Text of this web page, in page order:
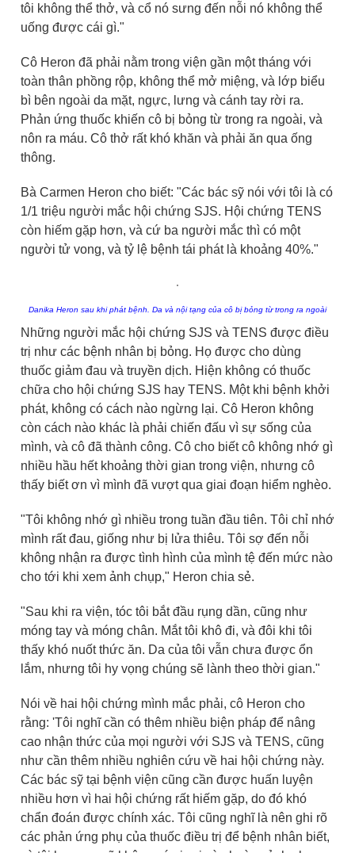
tôi không thể thở, và cổ nó sưng đến nỗi nó không thể
uống được cái gì."
Cô Heron đã phải nằm trong viện gần một tháng với
toàn thân phồng rộp, không thể mở miệng, và lớp biểu
bì bên ngoài da mặt, ngực, lưng và cánh tay rời ra.
Phản ứng thuốc khiến cô bị bỏng từ trong ra ngoài, và
nôn ra máu. Cô thở rất khó khăn và phải ăn qua ống
thông.
Bà Carmen Heron cho biết: "Các bác sỹ nói với tôi là có
1/1 triệu người mắc hội chứng SJS. Hội chứng TENS
còn hiếm gặp hơn, và cứ ba người mắc thì có một
người tử vong, và tỷ lệ bệnh tái phát là khoảng 40%."
Danika Heron sau khi phát bệnh. Da và nội tạng của cô bị bỏng từ trong ra ngoài
Những người mắc hội chứng SJS và TENS được điều
trị như các bệnh nhân bị bỏng. Họ được cho dùng
thuốc giảm đau và truyền dịch. Hiện không có thuốc
chữa cho hội chứng SJS hay TENS. Một khi bệnh khởi
phát, không có cách nào ngừng lại. Cô Heron không
còn cách nào khác là phải chiến đấu vì sự sống của
mình, và cô đã thành công. Cô cho biết cô không nhớ gì
nhiều hầu hết khoảng thời gian trong viện, nhưng cô
thấy biết ơn vì mình đã vượt qua giai đoạn hiểm nghèo.
"Tôi không nhớ gì nhiều trong tuần đầu tiên. Tôi chỉ nhớ
mình rất đau, giống như bị lửa thiêu. Tôi sợ đến nỗi
không nhận ra được tình hình của mình tệ đến mức nào
cho tới khi xem ảnh chụp," Heron chia sẻ.
"Sau khi ra viện, tóc tôi bắt đầu rụng dần, cũng như
móng tay và móng chân. Mắt tôi khô đi, và đôi khi tôi
thấy khó nuốt thức ăn. Da của tôi vẫn chưa được ổn
lắm, nhưng tôi hy vọng chúng sẽ lành theo thời gian."
Nói về hai hội chứng mình mắc phải, cô Heron cho
rằng: 'Tôi nghĩ cần có thêm nhiều biện pháp để nâng
cao nhận thức của mọi người với SJS và TENS, cũng
như cần thêm nhiều nghiên cứu về hai hội chứng này.
Các bác sỹ tại bệnh viện cũng cần được huấn luyện
nhiều hơn vì hai hội chứng rất hiếm gặp, do đó khó
chẩn đoán được chính xác. Tôi cũng nghĩ là nên ghi rõ
các phản ứng phụ của thuốc điều trị để bệnh nhân biết,